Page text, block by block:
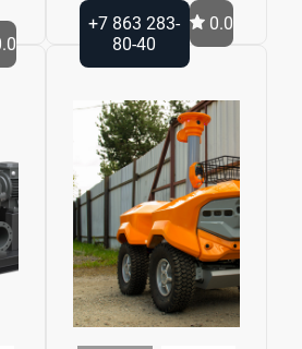
+7 863 283-
80-40
0.0